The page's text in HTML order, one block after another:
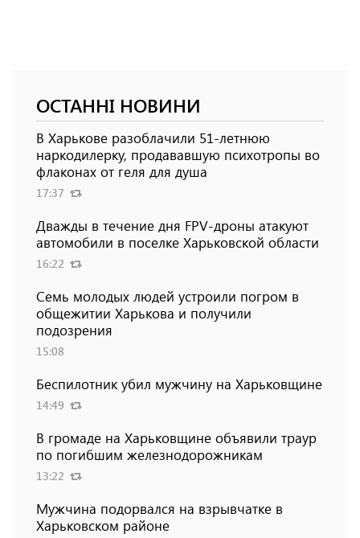
ОСТАННІ НОВИНИ
В Харькове разоблачили 51-летнюю
наркодилерку, продававшую психотропы во
флаконах от геля для душа
17:37
Дважды в течение дня FPV-дроны атакуют
автомобили в поселке Харьковской области
16:22
Семь молодых людей устроили погром в
общежитии Харькова и получили
подозрения
15:08
Беспилотник убил мужчину на Харьковщине
14:49
В громаде на Харьковщине объявили траур
по погибшим железнодорожникам
13:22
Мужчина подорвался на взрывчатке в
Харьковском районе